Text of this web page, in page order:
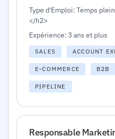
Type d'Emploi: Temps
</h2>
Expérience: 3 ans et plus
SALES ACCOUNT
E-COMMERCE B2B
PIPELINE
Responsable